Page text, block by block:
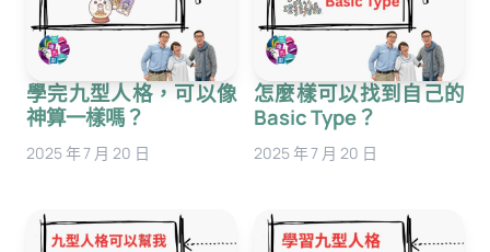
學完九型人格，可以像
神算一樣嗎？
2025 年 7 月 20 日
怎麼樣可以找到自己的
Basic Type？
2025 年 7 月 20 日